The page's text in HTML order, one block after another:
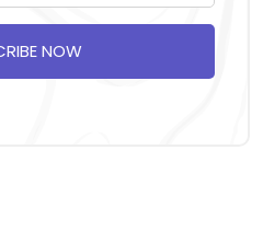
NOW